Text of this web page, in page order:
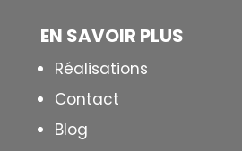
EN SAVOIR PLUS
Réalisations
Contact
Blog